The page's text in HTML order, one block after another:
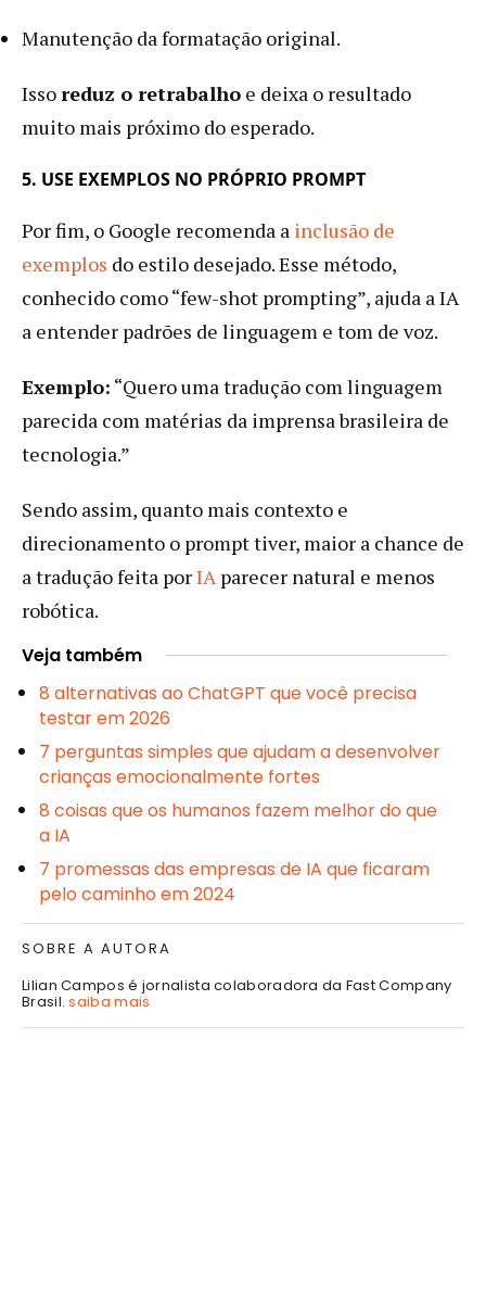
Manutenção da formatação original.
Issoreduz o retrabalho e deixa o resultado
muito mais próximo do esperado.
5. USE EXEMPLOS NO PRÓPRIO PROMPT
Por fim, o Google recomenda a inclusão de
exemplos do estilo desejado. Esse método,
conhecido como “few-shot prompting”, ajuda a IA
a entender padrões de linguagem e tom de voz.
Exemplo: “Quero uma tradução com linguagem
parecida com matérias da imprensa brasileira de
tecnologia.”
Sendo assim, quanto mais contexto e
direcionamento o prompt tiver, maior a chance de
a tradução feita porIAparecer natural e menos
robótica.
Veja também
8 alternativas ao ChatGPT que você precisa
testar em 2026
7 perguntas simples que ajudam a desenvolver
crianças emocionalmente fortes
8 coisas que os humanos fazem melhor do que
a IA
7 promessas das empresas de IA que ficaram
pelo caminho em 2024
SOBRE A AUTORA
Lilian Campos é jornalista colaboradora da Fast Company
Brasil.saiba mais